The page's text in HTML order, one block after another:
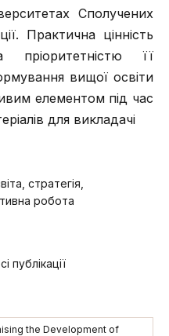
Сполучених
Практична цінність
пріоритетністю її
вищої освіти
елементом під час
для викладачі
стратегія,
робота
публікації
the Development of